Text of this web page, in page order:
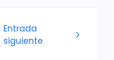
Entrada
siguiente